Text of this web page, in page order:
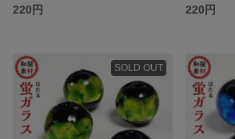
220円
220円
SOLD OUT